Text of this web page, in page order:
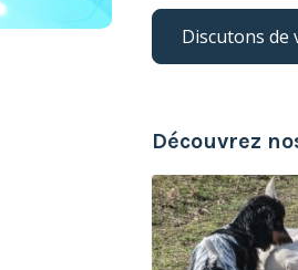
Discutons de
Découvrez